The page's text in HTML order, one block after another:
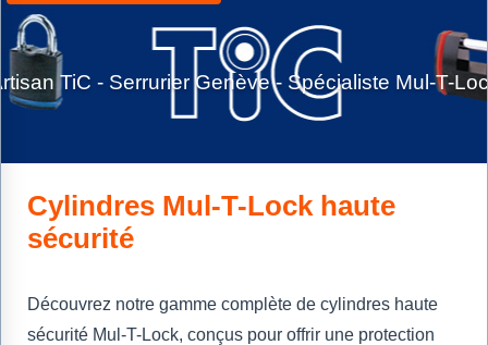
TiC - Serrurier Genève - Spécialiste Mul-T-
Cylindres Mul-T-Lock haute
sécurité
Découvrez notre gamme complète de cylindres haute
sécurité Mul-T-Lock, conçus pour offrir une protection